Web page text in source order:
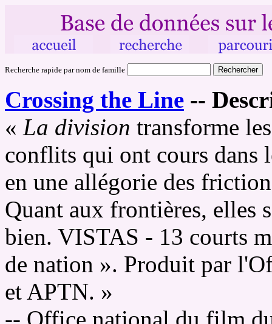
Recherche rapide par nom de famille
Crossing the Line --
« La division transforme
conflits qui ont cours dans
en une allégorie des
Quant aux frontières, elles
bien. VISTAS - 13 courts
de nation ». Produit par
et APTN. »